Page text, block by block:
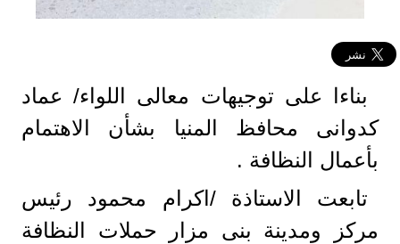
بناءا على توجيهات معالى اللواء/ عماد
كدوانى محافظ المنيا بشأن الاهتمام
بأعمال النظافة .
تابعت الاستاذة /اكرام محمود رئيس
مركز ومدينة بنى مزار حملات النظافة